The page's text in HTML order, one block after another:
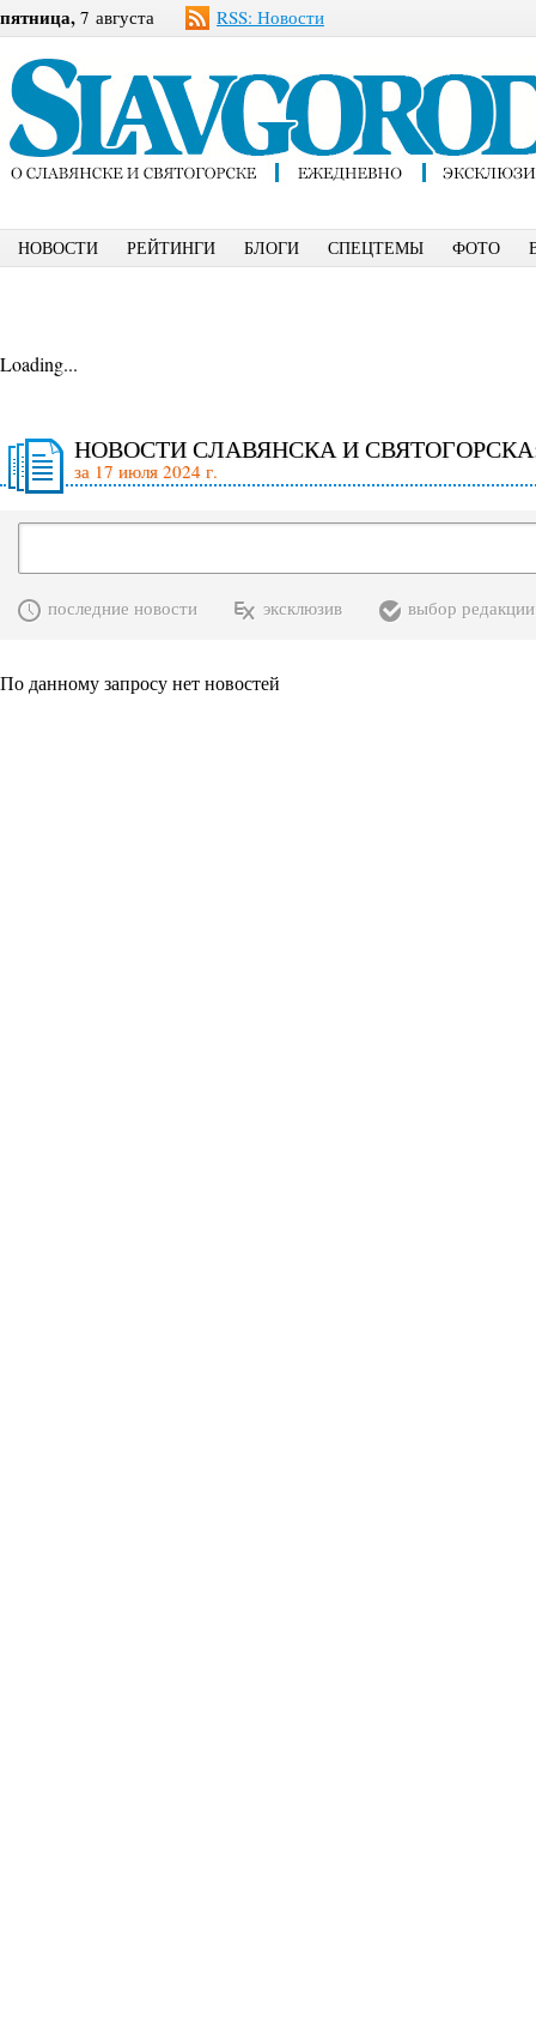
пятница, 7 августа RSS: Новости
НОВОСТИ РЕЙТИНГИ БЛОГИ СПЕЦТЕМЫ ФОТО
Loading...
НОВОСТИ СЛАВЯНСКА И
за 17 июля 2024 г.
последние новости эксклюзив выбор редакции
По данному запросу нет новостей